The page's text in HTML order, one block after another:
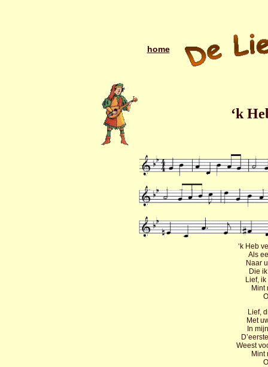
home
‘k
‘k Heb
Als
Naar
Die
Lief,
Mint
Lief,
Met
In
Weest
Mint